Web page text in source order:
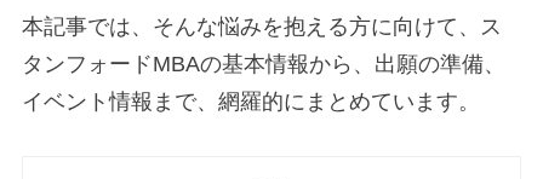
本記事では、そんな悩みを抱える方に向けて、ス
タンフォードMBAの基本情報から、出願の準備、
イベント情報まで、網羅的にまとめています。